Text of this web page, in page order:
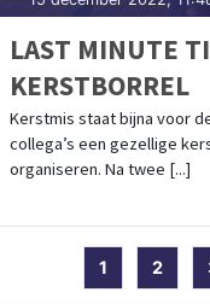
LAST MINUTE
KERSTBORREL
Kerstmis staat bijna voor
collega’s een gezellige
organiseren. Na twee [...]
1 2